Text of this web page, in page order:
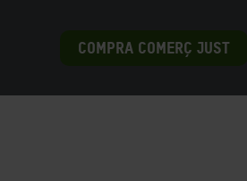
COMPRA COMERÇ JUST